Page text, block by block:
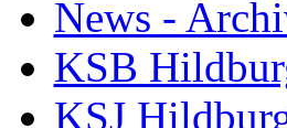
News -
KSB
KSJ